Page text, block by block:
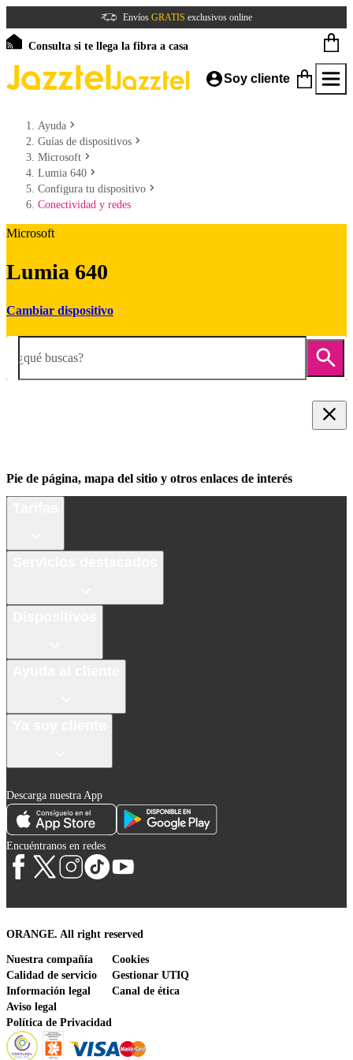
Envíos GRATIS exclusivos online
Consulta si te llega la fibra a casa
Soy cliente
Ayuda
Guías de dispositivos
Microsoft
Lumia 640
Configura tu dispositivo
Conectividad y redes
Microsoft
Lumia 640
Cambiar dispositivo
¿qué buscas?
Pie de página, mapa del sitio y otros enlaces de interés
Descarga nuestra App
Encuéntranos en redes
ORANGE. All right reserved
Nuestra compañía
Calidad de servicio
Información legal
Aviso legal
Política de Privacidad
Cookies
Gestionar UTIQ
Canal de ética